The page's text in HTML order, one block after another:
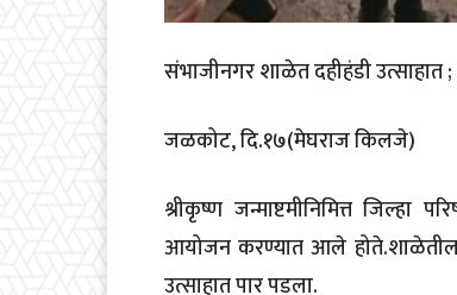
संभाजीनगर शाळेत दहीहंडी उत्साहात ;
जळकोट, दि.१७(मेघराज किलजे)
श्रीकृष्ण जन्माष्टमीनिमित्त
आयोजन करण्यात आले होते.शाळेतील
उत्साहात पार पडला.